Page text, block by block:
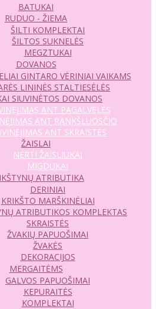
BATUKAI
RUDUO - ŽIEMA
ŠILTI KOMPLEKTAI
ŠILTOS SUKNELĖS
MEGZTUKAI
DOVANOS
GINTARO VĖRINIAI VAIKAMS
LININĖS STALTIESĖLĖS
SIUVINĖTOS DOVANOS
ANT PAGALVĖLĖS
ANT RANKŠLUOSČIO
ANT SKRAISTĖS
ŽAISLAI
NERTI ŽAISLIUKAI
MIGDUKAI
ATRIBUTIKA
DERINIAI
KRIKŠTO MARŠKINĖLIAI
ATRIBUTIKOS KOMPLEKTAS
SKRAISTĖS
ŽVAKIŲ PAPUOŠIMAI
ŽVAKĖS
DEKORACIJOS
MERGAITĖMS
GALVOS PAPUOŠIMAI
KEPURAITĖS
KOMPLEKTAI